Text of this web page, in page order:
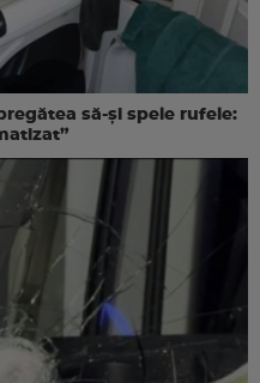
să-și spele rufele: